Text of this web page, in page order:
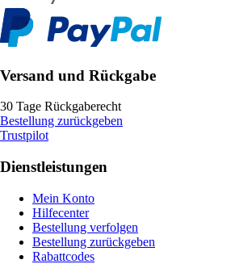
Versand und Rückgabe
30 Tage Rückgaberecht
Bestellung zurückgeben
Trustpilot
Dienstleistungen
Mein Konto
Hilfecenter
Bestellung verfolgen
Bestellung zurückgeben
Rabattcodes